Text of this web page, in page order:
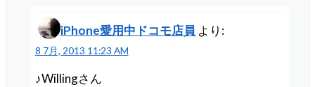
iPhone愛用中ドコモ店員 より:
8 7月, 2013 11:23 AM
♪Willingさん